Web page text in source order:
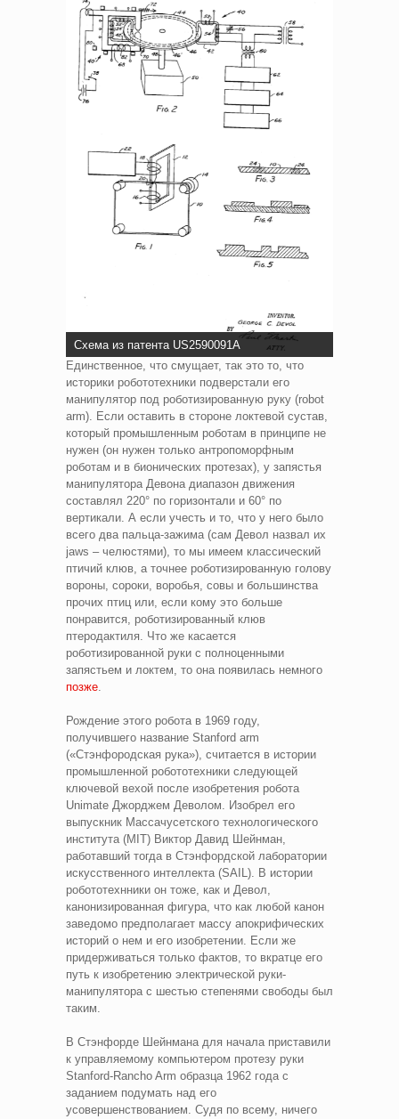
Схема из патента US2590091A
Единственное, что смущает, так это то, что
историки робототехники подверстали его
манипулятор под роботизированную руку (robot
arm). Если оставить в стороне локтевой сустав,
который промышленным роботам в принципе не
нужен (он нужен только антропоморфным
роботам и в бионических протезах), у запястья
манипулятора Девона диапазон движения
составлял 220° по горизонтали и 60° по
вертикали. А если учесть и то, что у него было
всего два пальца-зажима (сам Девол назвал их
jaws – челюстями), то мы имеем классический
птичий клюв, а точнее роботизированную голову
вороны, сороки, воробья, совы и большинства
прочих птиц или, если кому это больше
понравится, роботизированный клюв
птеродактиля. Что же касается
роботизированной руки с полноценными
запястьем и локтем, то она появилась немного
позже.
Рождение этого робота в 1969 году,
получившего название Stanford arm
(«Стэнфородская рука»), считается в истории
промышленной робототехники следующей
ключевой вехой после изобретения робота
Unimate Джорджем Деволом. Изобрел его
выпускник Массачусетского технологического
института (MIT) Виктор Давид Шейнман,
работавший тогда в Стэнфордской лаборатории
искусственного интеллекта (SAIL). В истории
робототехнники он тоже, как и Девол,
канонизированная фигура, что как любой канон
заведомо предполагает массу апокрифических
историй о нем и его изобретении. Если же
придерживаться только фактов, то вкратце его
путь к изобретению электрической руки-
манипулятора с шестью степенями свободы был
таким.
В Стэнфорде Шейнмана для начала приставили
к управляемому компьютером протезу руки
Stanford-Rancho Arm образца 1962 года с
заданием подумать над его
усовершенствованием. Судя по всему, ничего